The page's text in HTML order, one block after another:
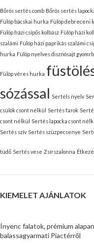
Bőrös sertés comb Bőrös sertés
Fülöp bácskai hurka Fülöp debreceni
Fülöp házi csípős kolbász Fülöp házi
szalámi Fülöp házi paprikás szalámi
hurka Fülöp nyelves disznósajt
Fülöp véres hurka
sózással Sertéls nyelv
csülök csont nélkül Sertés farok
csont nélkül
Sertés lapocka csont
Sertés szív Sertés szüzpecsenye
tüdő Sertés vese Zsírszalonna
KIEMELET AJÁNLATOK
Ínyenc falatok, prémium
balassagyarmati Piactérről